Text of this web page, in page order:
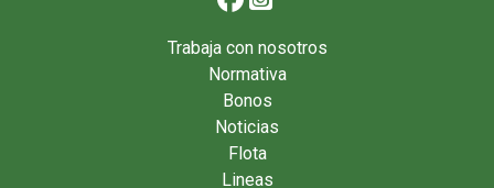
Trabaja con nosotros
Normativa
Bonos
Noticias
Flota
Lineas